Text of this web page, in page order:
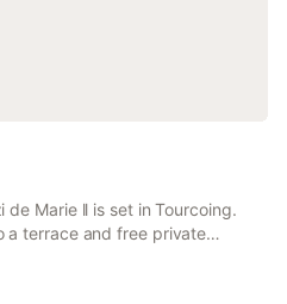
Marie ll is set in Tourcoing.
a terrace and free private
and is located 1.7 km